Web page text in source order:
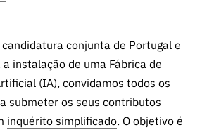
conjunta de Portugal e
a instalação de uma Fábrica de
(IA), convidamos todos os
submeter os seus contributos
inquérito simplificado. O objetivo é